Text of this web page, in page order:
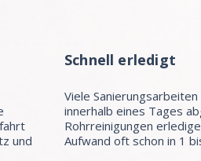
und
Schnell erledigt
Viele
innerhalb eines Tages
Rohrreinigungen
Aufwand oft schon in 1